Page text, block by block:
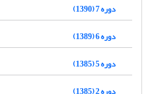
دوره 7 (1390)
دوره 6 (1389)
دوره 5 (1385)